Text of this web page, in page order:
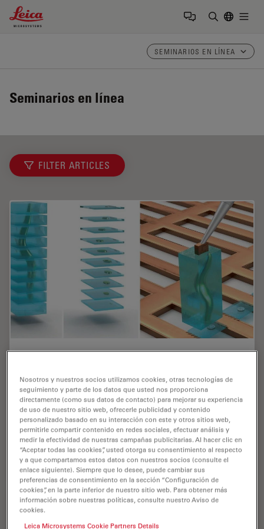
Leica Microsystems Logo
SEMINARIOS EN LÍNEA
Seminarios en línea
FILTER ARTICLES
Cryo-ET Sample Preparation: From Waffle
Cryo-ET sample preparation becomes more demanding
when specimens are thicker, larger, or more complex.
This webinar brings together four perspectives on how
high-pressure freezing can be connected…
Jul 08, 2026 Webinar Congelación a alta presión
Nosotros y nuestros socios utilizamos cookies, otras tecnologías de
seguimiento y parte de los datos que usted nos proporciona
directamente (como sus datos de contacto) para mejorar su experiencia
de uso de nuestro sitio web, ofrecerle publicidad y contenido
personalizado basado en su interacción con este y otros sitios web,
permitirle compartir contenido en redes sociales, efectuar análisis y
medir la efectividad de nuestras campañas publicitarias. Al hacer clic en
“Aceptar todas las cookies”, usted otorga su consentimiento al respecto
y a que compartamos estos datos con nuestros socios (consulte el
enlace siguiente). Siempre que lo desee, puede cambiar sus
preferencias de consentimiento en la sección “Configuración de
cookies”, en la parte inferior de nuestro sitio web. Para obtener más
información sobre nuestras políticas, consulte nuestro Aviso de
cookies.
Leica Microsystems Cookie Partners Details